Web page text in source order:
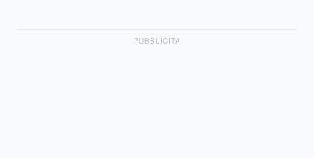
PUBBLICITÀ